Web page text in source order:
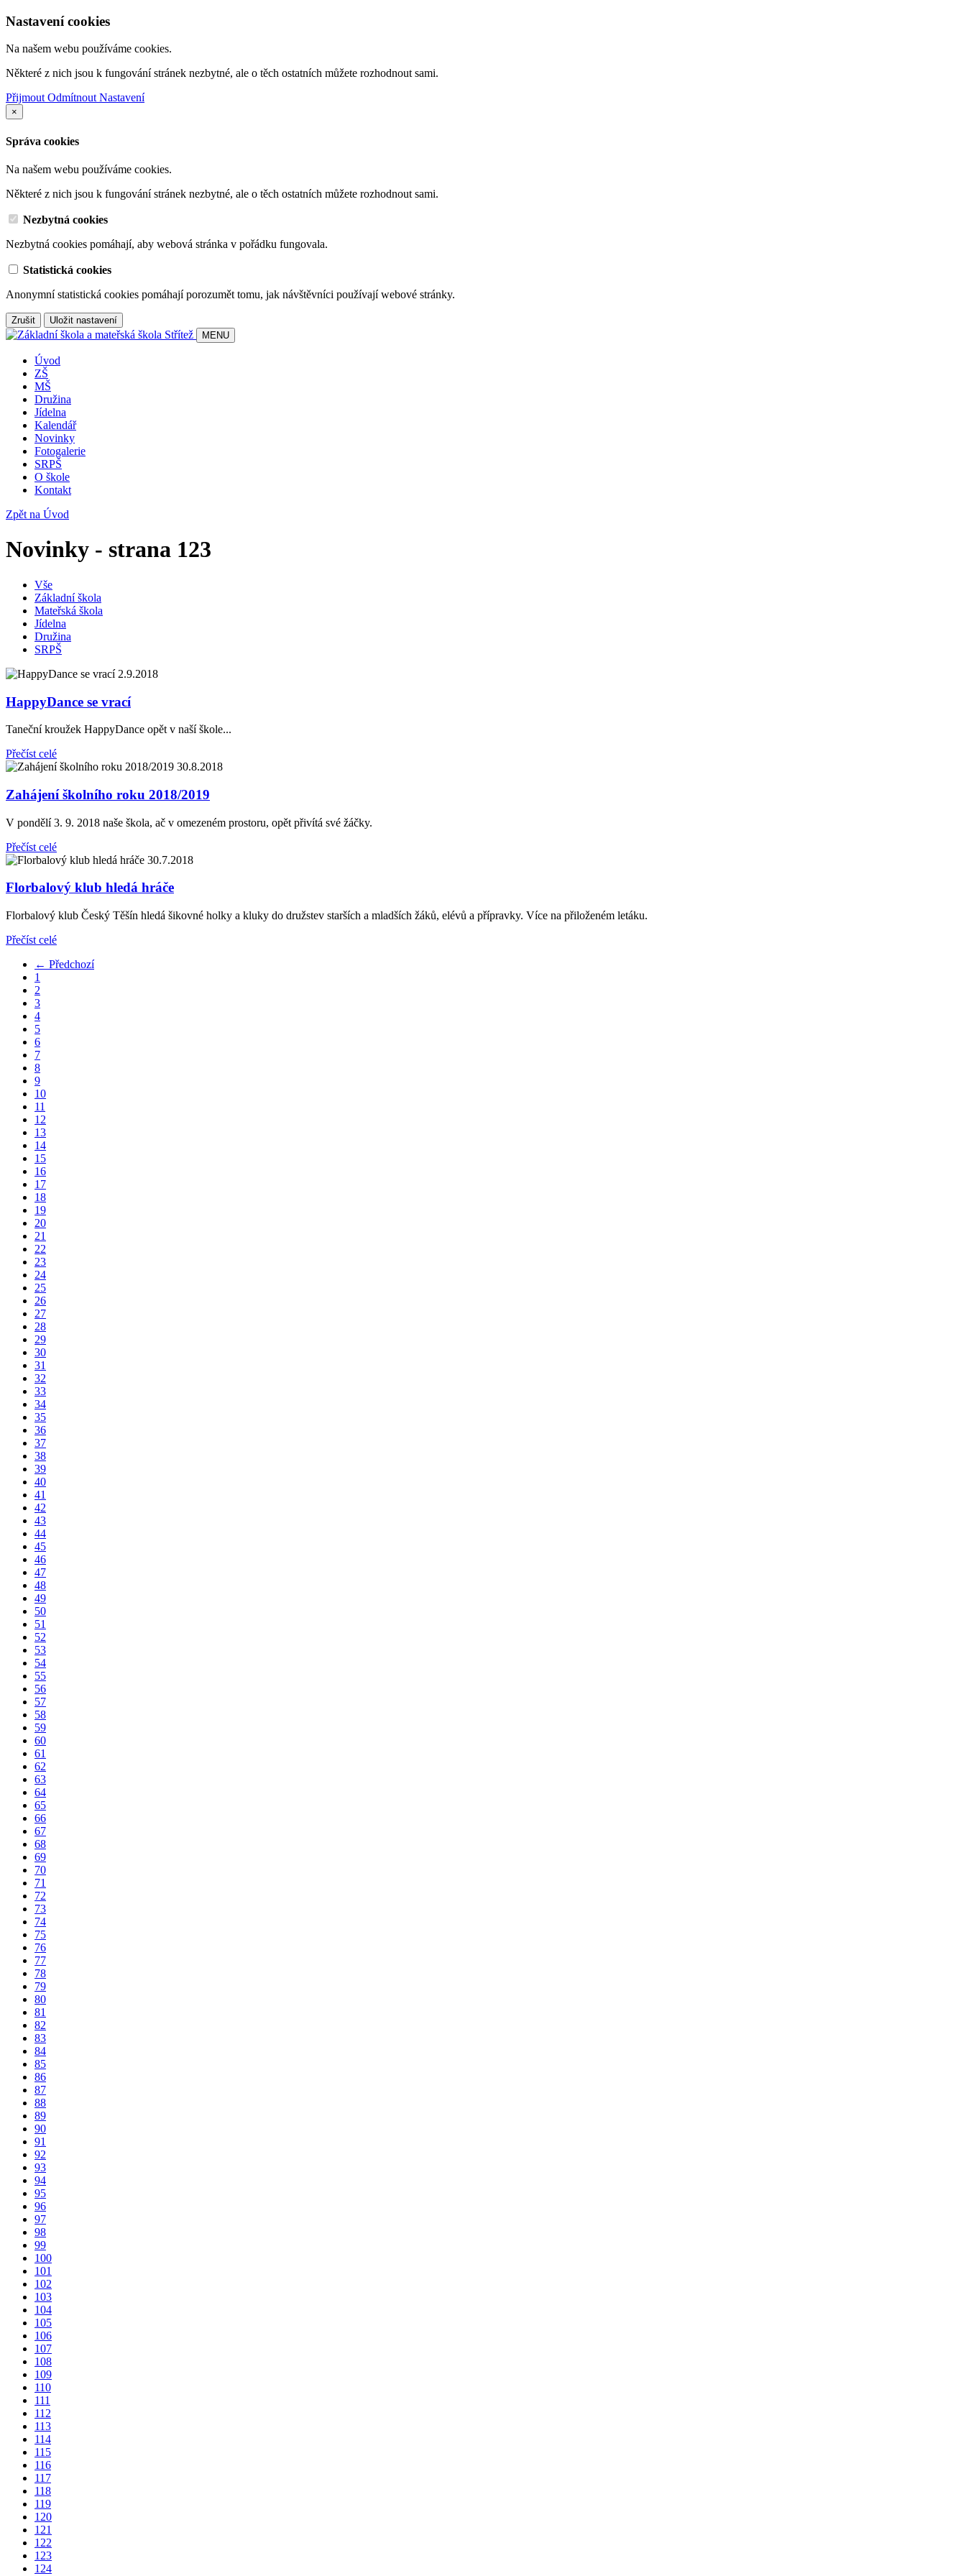
Nastavení cookies
Na našem webu používáme cookies.
Některé z nich jsou k fungování stránek nezbytné, ale o těch ostatních můžete rozhodnout sami.
PřijmoutOdmítnoutNastavení
×
Správa cookies
Na našem webu používáme cookies.
Některé z nich jsou k fungování stránek nezbytné, ale o těch ostatních můžete rozhodnout sami.
Nezbytná cookies
Nezbytná cookies pomáhají, aby webová stránka v pořádku fungovala.
Statistická cookies
Anonymní statistická cookies pomáhají porozumět tomu, jak návštěvníci používají webové stránky.
Zrušit
Uložit nastavení
MENU
Úvod
ZŠ
MŠ
Družina
Jídelna
Kalendář
Novinky
Fotogalerie
SRPŠ
O škole
Kontakt
Zpět na Úvod
Novinky - strana 123
Vše
Základní škola
Mateřská škola
Jídelna
Družina
SRPŠ
2.9.2018
HappyDance se vrací
Taneční kroužek HappyDance opět v naší škole...
Přečíst celé
30.8.2018
Zahájení školního roku 2018/2019
V pondělí 3. 9. 2018 naše škola, ač v omezeném prostoru, opět přivítá své žáčky.
Přečíst celé
30.7.2018
Florbalový klub hledá hráče
Florbalový klub Český Těšín hledá šikovné holky a kluky do družstev starších a mladších žáků, elévů a přípravky. Více na přiloženém letáku.
Přečíst celé
← Předchozí
1
2
3
4
5
6
7
8
9
10
11
12
13
14
15
16
17
18
19
20
21
22
23
24
25
26
27
28
29
30
31
32
33
34
35
36
37
38
39
40
41
42
43
44
45
46
47
48
49
50
51
52
53
54
55
56
57
58
59
60
61
62
63
64
65
66
67
68
69
70
71
72
73
74
75
76
77
78
79
80
81
82
83
84
85
86
87
88
89
90
91
92
93
94
95
96
97
98
99
100
101
102
103
104
105
106
107
108
109
110
111
112
113
114
115
116
117
118
119
120
121
122
123
124